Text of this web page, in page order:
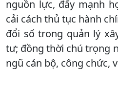
nguồn lực, đẩy mạnh
cải cách thủ tục hành
đổi số trong quản lý
tư; đồng thời chú trọng
ngũ cán bộ, công chức,